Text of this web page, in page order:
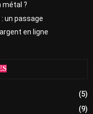
métal ?
un passage
en ligne
(5)
(9)